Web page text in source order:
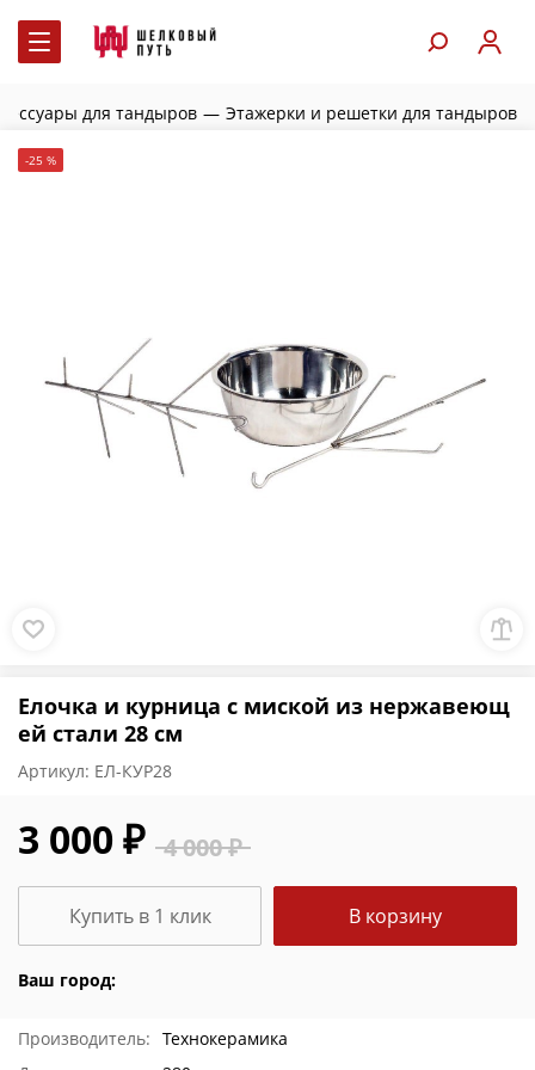
для тандыров — Этажерки и решетки для тандыров
-25 %
Елочка и курница с миской из нержавеющ
ей стали 28 см
Артикул: ЕЛ-КУР28
4 000 ₽
3 000 ₽
Ваш город:
В корзину
Купить в 1 клик
Производитель: Технокерамика